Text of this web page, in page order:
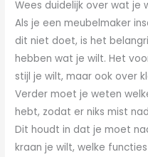
Wees duidelijk over wat je
Als je een meubelmaker
dit niet doet, is het
hebben wat je wilt. Het
stijl je wilt, maar ook over
Verder moet je weten
hebt, zodat er niks mist
Dit houdt in dat je moet
kraan je wilt, welke